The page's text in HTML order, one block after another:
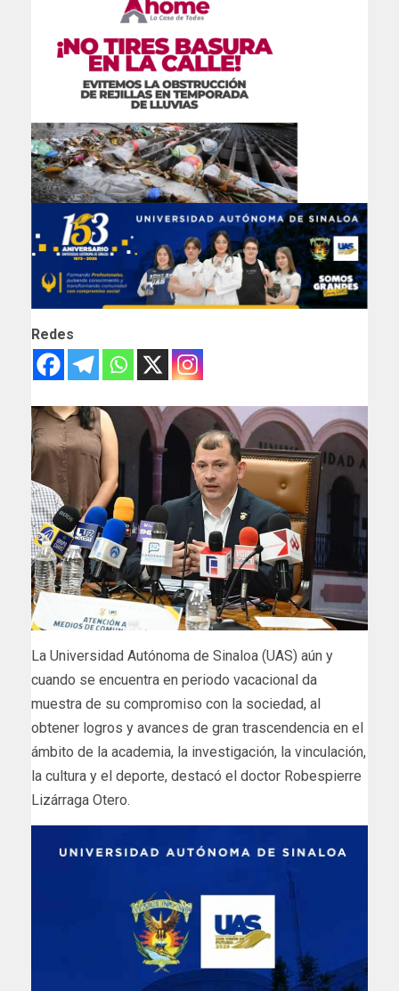
Redes
La Universidad Autónoma de Sinaloa (UAS) aún y
cuando se encuentra en periodo vacacional da
muestra de su compromiso con la sociedad, al
obtener logros y avances de gran trascendencia en el
ámbito de la academia, la investigación, la vinculación,
la cultura y el deporte, destacó el doctor Robespierre
Lizárraga Otero.